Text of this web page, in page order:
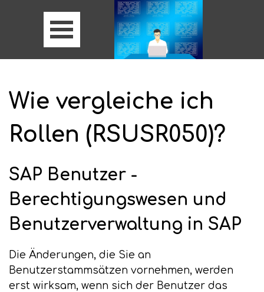
Wie vergleiche ich
Rollen (RSUSR050)?
SAP Benutzer -
Berechtigungswesen und
Benutzerverwaltung in SAP
Die Änderungen, die Sie an
Benutzerstammsätzen vornehmen, werden
erst wirksam, wenn sich der Benutzer das